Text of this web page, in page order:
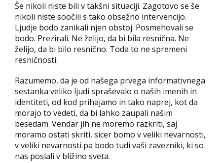
Še nikoli niste bili v takšni situaciji. Zagotovo se še
nikoli niste soočili s tako obsežno intervencijo.
Ljudje bodo zanikali njen obstoj. Posmehovali se
bodo. Prezirali. Ne želijo, da bi bila resnična. Ne
želijo, da bi bilo resnično. Toda to ne spremeni
resničnosti.
Razumemo, da je od našega prvega informativnega
sestanka veliko ljudi spraševalo o naših imenih in
identiteti, od kod prihajamo in tako naprej, kot da
morajo to vedeti, da bi lahko zaupali našim
besedam. Vendar jih ne moremo razkriti, saj
moramo ostati skriti, sicer bomo v veliki nevarnosti,
v veliki nevarnosti pa bodo tudi vaši zavezniki, ki so
nas poslali v bližino sveta.